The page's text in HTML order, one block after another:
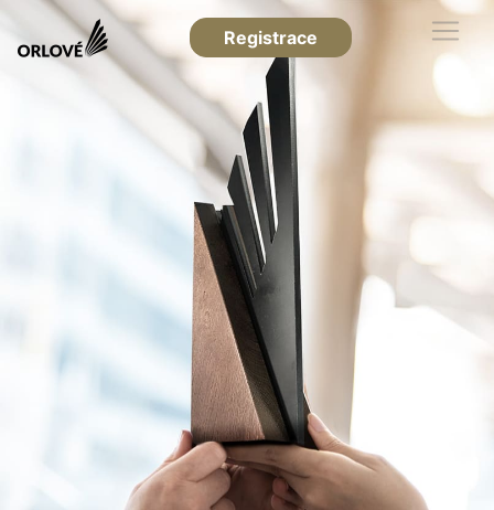
Registrace